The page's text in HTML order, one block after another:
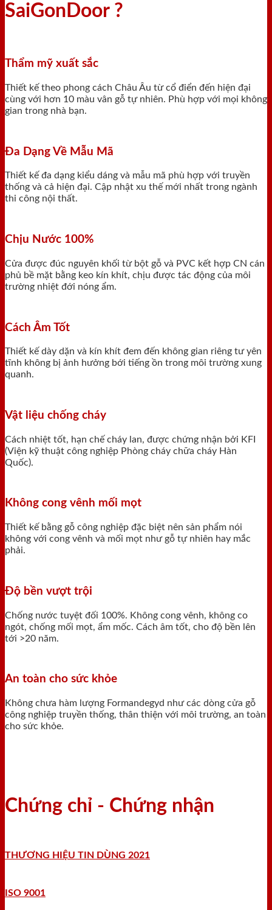
SaiGonDoor ?
Thẩm mỹ xuất sắc
Thiết kế theo phong cách Châu Âu từ cổ điển đến hiện đại
cùng với hơn 10 màu vân gỗ tự nhiên. Phù hợp với mọi không
gian trong nhà bạn.
Đa Dạng Về Mẫu Mã
Thiết kế đa dạng kiểu dáng và mẫu mã phù hợp với truyền
thống và cả hiện đại. Cập nhật xu thế mới nhất trong ngành
thi công nội thất.
Chịu Nước 100%
Cửa được đúc nguyên khối từ bột gỗ và PVC kết hợp CN cán
phủ bề mặt bằng keo kín khít, chịu được tác động của môi
trường nhiệt đới nóng ẩm.
Cách Âm Tốt
Thiết kế dày dặn và kín khít đem đến không gian riêng tư yên
tĩnh không bị ảnh hưởng bới tiếng ồn trong môi trường xung
quanh.
Vật liệu chống cháy
Cách nhiệt tốt, hạn chế cháy lan, được chứng nhận bởi KFI
(Viện kỹ thuật công nghiệp Phòng cháy chữa cháy Hàn
Quốc).
Không cong vênh mối mọt
Thiết kế bằng gỗ công nghiệp đặc biệt nên sản phẩm nói
không với cong vênh và mối mọt như gỗ tự nhiên hay mắc
phải.
Độ bền vượt trội
Chống nước tuyệt đối 100%. Không cong vênh, không co
ngót, chống mối mọt, ẩm mốc. Cách âm tốt, cho độ bền lên
tới >20 năm.
An toàn cho sức khỏe
Không chưa hàm lượng Formandegyd như các dòng cửa gỗ
công nghiệp truyền thống, thân thiện với môi trường, an toàn
cho sức khỏe.
Chứng chỉ - Chứng nhận
THƯƠNG HIỆU TIN DÙNG 2021
ISO 9001